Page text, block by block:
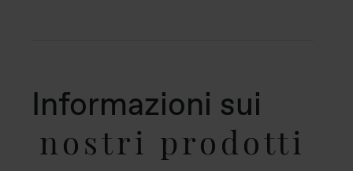
Informazioni sui
nostri prodotti